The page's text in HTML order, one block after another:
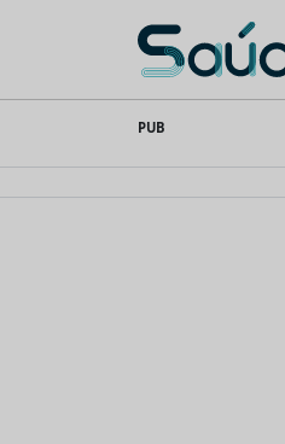
content
Saúde Oral
PUB